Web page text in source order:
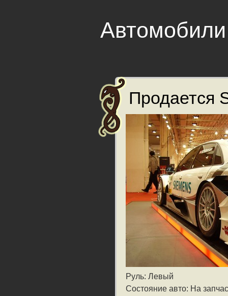
Автомобили
Продается
Руль: Левый
Состояние авто: На